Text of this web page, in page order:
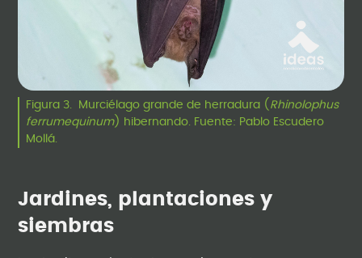
Figura 3. Murciélago grande de herradura ( Rhinolophus
ferrumequinum) hibernando. Fuente: Pablo Escudero
Mollá.
Jardines, plantaciones y
siembras